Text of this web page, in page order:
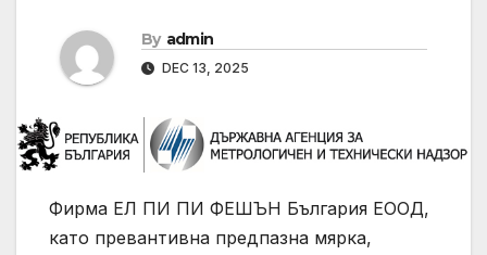
By admin
DEC 13, 2025
Фирма ЕЛ ПИ ПИ ФЕШЪН България ЕООД,
като превантивна предпазна мярка,